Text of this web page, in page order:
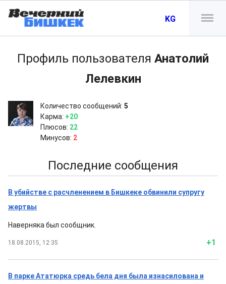
KG
Профиль пользователя Анатолий
Лелевкин
Количество сообщений: 5
Карма: +20
Плюсов: 22
Минусов: 2
Последние сообщения
В убийстве с расчленением в Бишкеке обвинили супругу
жертвы
Наверняка был сообщник.
18.08.2015, 12:35 +1
В парке Ататюрка средь бела дня была изнасилована и